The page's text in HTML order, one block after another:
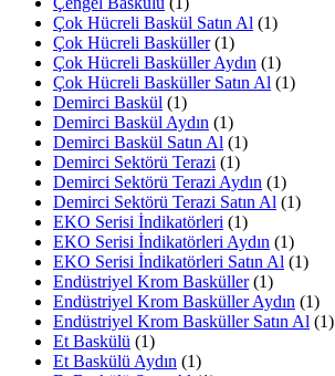
Çok Hücreli Baskül Satın Al (1)
Çok Hücreli Basküller (1)
Çok Hücreli Basküller Aydın (1)
Çok Hücreli Basküller Satın Al (1)
Demirci Baskül (1)
Demirci Baskül Aydın (1)
Demirci Baskül Satın Al (1)
Demirci Sektörü Terazi (1)
Demirci Sektörü Terazi Aydın (1)
Demirci Sektörü Terazi Satın Al (1)
EKO Serisi İndikatörleri (1)
EKO Serisi İndikatörleri Aydın (1)
EKO Serisi İndikatörleri Satın Al (1)
Endüstriyel Krom Basküller (1)
Endüstriyel Krom Basküller Aydın (1)
Endüstriyel Krom Basküller Satın Al (1)
Et Baskülü (1)
Et Baskülü Aydın (1)